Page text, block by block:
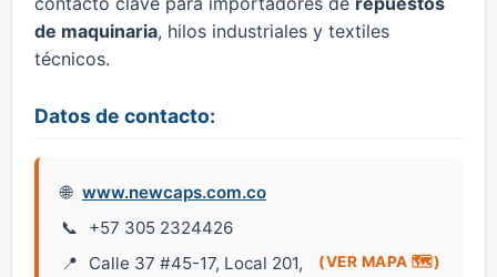
de maquinaria, hilos industriales y textiles
técnicos.
Datos de contacto:
www.newcaps.com.co
+57 305 2324426
Calle 37 #45-17, Local 201,
(VER MAPA 🗺️)